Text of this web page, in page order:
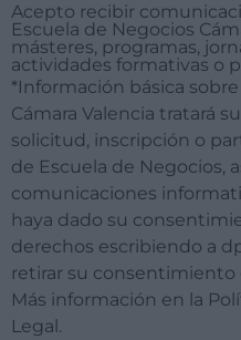
Acepto recibir
Escuela de Negocios
másteres, programas,
actividades formativas o
*Información básica
Cámara Valencia tratará
solicitud, inscripción o
de Escuela de Negocios,
comunicaciones
haya dado su
derechos escribiendo a
retirar su
Más información en la
Legal.